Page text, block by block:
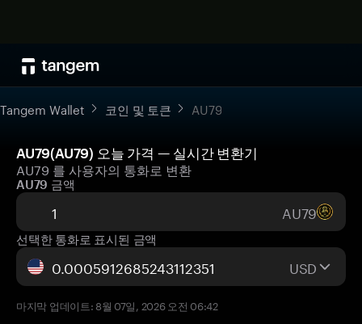
Tangem Wallet 코인 및 토큰 AU79
AU79(AU79) 오늘 가격 — 실시간 변환기
AU79 를 사용자의 통화로 변환
AU79 금액
AU79
선택한 통화로 표시된 금액
USD
마지막 업데이트: 8월 07일, 2026 오전 06:42